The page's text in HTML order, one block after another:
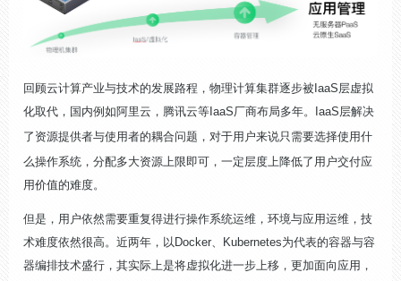
回顾云计算产业与技术的发展路程，物理计算集群逐步被IaaS层虚拟
化取代，国内例如阿里云，腾讯云等IaaS厂商布局多年。IaaS层解决
了 资源提供者与使用者的耦合问题 ，对于用户来说只需要选择使用什
么操作系统，分配多大资源上限即可，一定层度上降低了用户交付应
用价值的难度。
但是，用户依然需要重复得进行操作系统运维，环境与应用运维，技
术难度依然很高。近两年，以Docker、Kubernetes为代表的容器与容
器编排技术盛行，其实际上是将虚拟化进一步上移，更加面向应用，